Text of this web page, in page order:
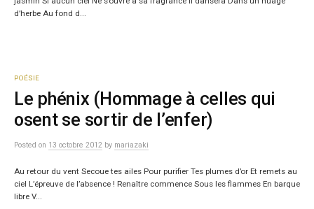
d’herbe Au fond d...
POÉSIE
Le phénix (Hommage à celles qui
osent se sortir de l’enfer)
Posted on 13 octobre 2012 by mariazaki
Au retour du vent Secoue tes ailes Pour purifier Tes plumes d’or Et remets au
ciel L’épreuve de l’absence ! Renaître commence Sous les flammes En barque
libre V...